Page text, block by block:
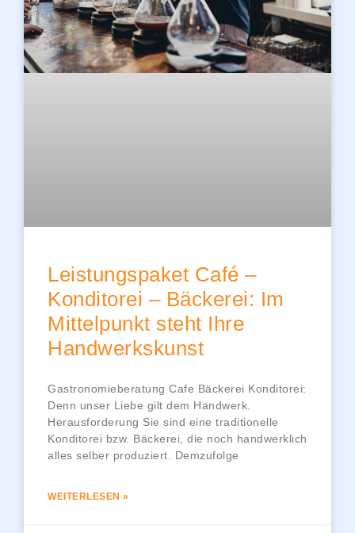
Leistungspaket Café –
Konditorei – Bäckerei: Im
Mittelpunkt steht Ihre
Handwerkskunst
Gastronomieberatung Cafe Bäckerei Konditorei:
Denn unser Liebe gilt dem Handwerk.
Herausforderung Sie sind eine traditionelle
Konditorei bzw. Bäckerei, die noch handwerklich
alles selber produziert. Demzufolge
WEITERLESEN »